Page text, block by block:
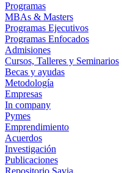
Programas
MBAs & Masters
Programas Ejecutivos
Programas Enfocados
Admisiones
Cursos, Talleres y Seminarios
Becas y ayudas
Metodología
Empresas
In company
Pymes
Emprendimiento
Acuerdos
Investigación
Publicaciones